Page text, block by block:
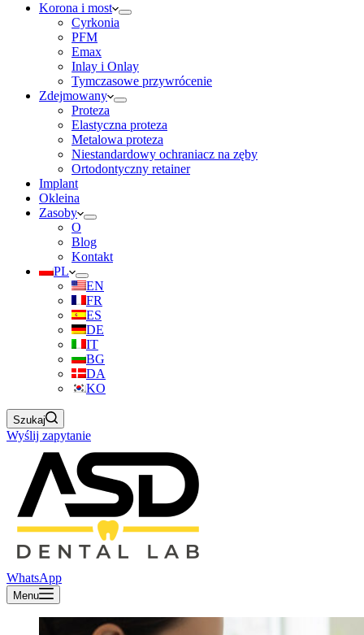
Korona i most
Cyrkonia
PFM
Emax
Inlay i Onlay
Tymczasowe przywrócenie
Zdejmowany
Proteza
Elastyczna proteza
Metalowa proteza
Niestandardowy ochraniacz na zęby
Ortodontyczny retainer
Implant
Okleina
Zasoby
O
Blog
Kontakt
PL
EN
FR
ES
DE
IT
BG
DA
KO
Szukaj
Wyślij zapytanie
WhatsApp
Menu